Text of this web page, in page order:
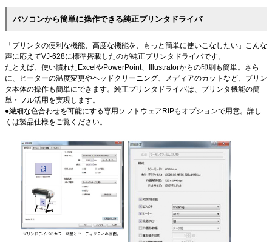
パソコンから簡単に操作できる純正プリンタドライバ
「プリンタの便利な機能、高度な機能を、もっと簡単に使いこなしたい」こんな
声に応えてVJ-628に標準搭載したのが純正プリンタドライバです。
たとえば、使い慣れたExcelやPowerPoint、Illustratorからの印刷も簡単。さら
に、ヒーターの温度変更やヘッドクリーニング、メディアのカットなど、プリン
タ本体の操作も簡単にできます。純正プリンタドライバは、プリンタ機能の簡
単・フル活用を実現します。
●繊細な色合わせを可能にする専用ソフトウェアRIPもオプションで用意。詳し
くは製品仕様をご覧ください。